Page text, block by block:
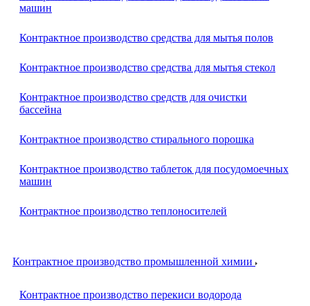
машин
Контрактное производство средства для мытья полов
Контрактное производство средства для мытья стекол
Контрактное производство средств для очистки
бассейна
Контрактное производство стирального порошка
Контрактное производство таблеток для посудомоечных
машин
Контрактное производство теплоносителей
Контрактное производство промышленной химии
Контрактное производство перекиси водорода